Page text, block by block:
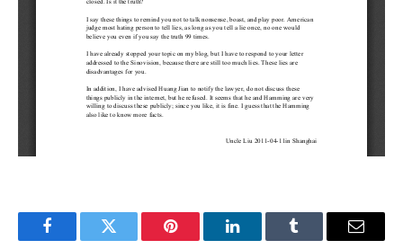
FacebookTwitter Pinterest LinkedInTumblr Email